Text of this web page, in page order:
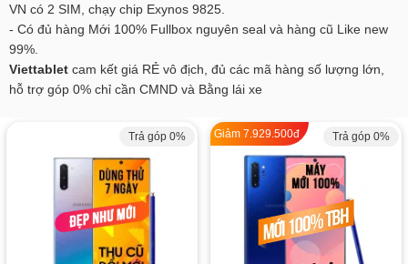
VN có 2 SIM, chạy chip Exynos 9825.
- Có đủ hàng Mới 100% Fullbox nguyên seal và hàng cũ Like new
99%.
Viettablet cam kết giá RẺ vô địch, đủ các mã hàng số lượng lớn,
hỗ trợ góp 0% chỉ cần CMND và Bằng lái xe
Trả góp 0% Giảm7.929.500đ Trả góp 0%